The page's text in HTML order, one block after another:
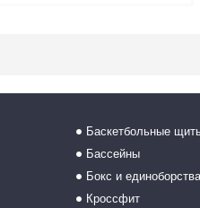
Баскетбольные
Бассейны
Бокс и единоборства
Кроссфит